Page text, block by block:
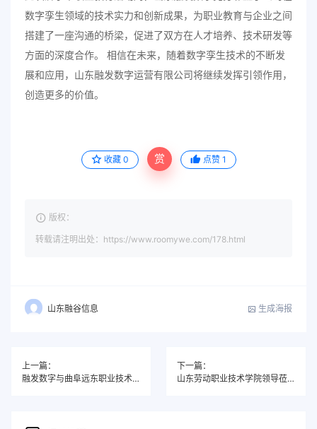
数字孪生领域的技术实力和创新成果，为职业教育与企业之间
搭建了一座沟通的桥梁，促进了双方在人才培养、技术研发等
方面的深度合作。 相信在未来，随着数字孪生技术的不断发
展和应用，山东融发数字运营有限公司将继续发挥引领作用，
创造更多的价值。
收藏 0 赏 点赞 1
版权：
转载请注明出处：https://www.roomywe.com/178.html
山东融谷信息 生成海报
上一篇：
融发数字与曲阜远东职业技术学院签署产教融合战略合作协议
下一篇：
山东劳动职业技术学院领导莅临腾讯云·融发数字经济人才培养示范基地考察交流